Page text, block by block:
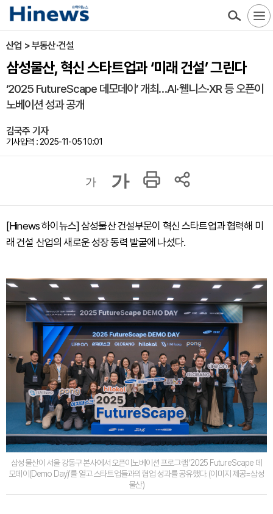
산업 > 부동산·건설
삼성물산, 혁신 스타트업과 ‘미래 건설’ 그린다
‘2025 FutureScape 데모데이’ 개최…AI·웰니스·XR 등 오픈이
노베이션 성과 공개
김국주 기자
기사입력 : 2025-11-05 10:01
가 가
[Hinews 하이뉴스] 삼성물산 건설부문이 혁신 스타트업과 협력해 미
래 건설 산업의 새로운 성장 동력 발굴에 나섰다.
삼성물산이 서울 강동구 본사에서 오픈이노베이션 프로그램 ‘2025 FutureScape 데
모데이(Demo Day)’를 열고 스타트업들과의 협업 성과를 공유했다. (이미지 제공=삼성
물산)